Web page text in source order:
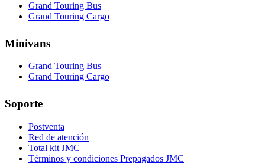
Grand Touring Bus
Grand Touring Cargo
Minivans
Grand Touring Bus
Grand Touring Cargo
Soporte
Postventa
Red de atención
Total kit JMC
Términos y condiciones Prepagados JMC